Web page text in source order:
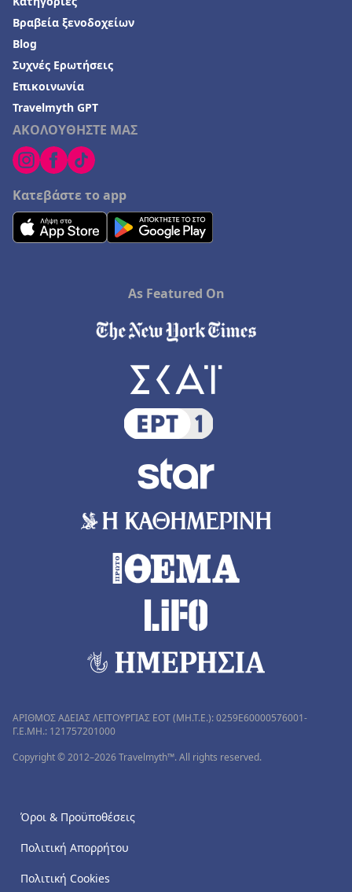
ΑΚΟΛΟΥΘΗΣΤΕ ΜΑΣ
Κατεβάστε το app
Βραβεία ξενοδοχείων
Blog
Συχνές Ερωτήσεις
Επικοινωνία
Travelmyth GPT
As Featured On
ΑΡΙΘΜΟΣ ΑΔΕΙΑΣ ΛΕΙΤΟΥΡΓΙΑΣ ΕΟΤ (MH.T.E.): 0259Ε60000576001-
Γ.Ε.ΜΗ.: 121757201000
Copyright © 2012–2026 Travelmyth™. All rights reserved.
Όροι & Προϋποθέσεις
Πολιτική Απορρήτου
Πολιτική Cookies